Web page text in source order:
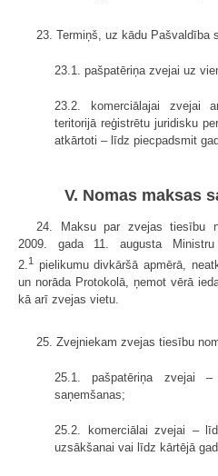
23. Termiņš, uz kādu Pašvaldība
23.1. pašpatēriņa zvejai uz
23.2. komerciālajai zvejai
teritorijā reģistrētu juridisku
atkārtoti – līdz piecpadsmit
V. Nomas maksas
24. Maksu par zvejas tiesību
2009. gada 11. augusta
2. 1
pielikumu divkāršā apmērā,
un norāda Protokolā, ņemot vērā
kā arī zvejas vietu.
25. Zvejniekam zvejas tiesību
25.1. pašpatēriņa zvejai
saņemšanas;
25.2. komerciālai zvejai –
uzsākšanai vai līdz kārtējā